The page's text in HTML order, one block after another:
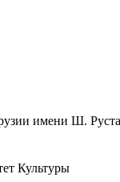
имени Ш.
Культуры